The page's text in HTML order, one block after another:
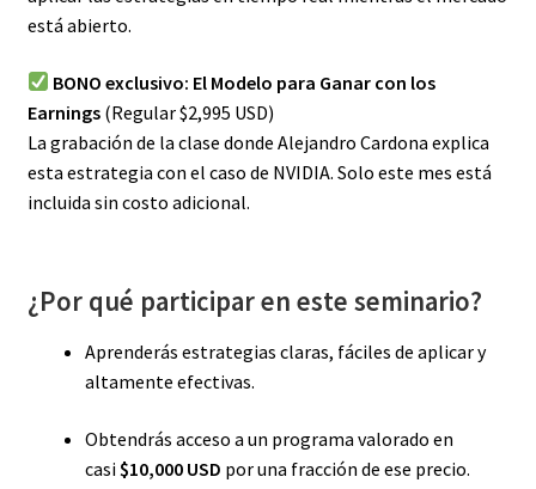
está abierto.
BONO exclusivo: El Modelo para Ganar con los
Earnings(Regular $2,995 USD)
La grabación de la clase donde Alejandro Cardona explica
esta estrategia con el caso de NVIDIA. Solo este mes está
incluida sin costo adicional.
¿Por qué participar en este seminario?
Aprenderás estrategias claras, fáciles de aplicar y
altamente efectivas.
Obtendrás acceso a un programa valorado en
casi $10,000 USD por una fracción de ese precio.